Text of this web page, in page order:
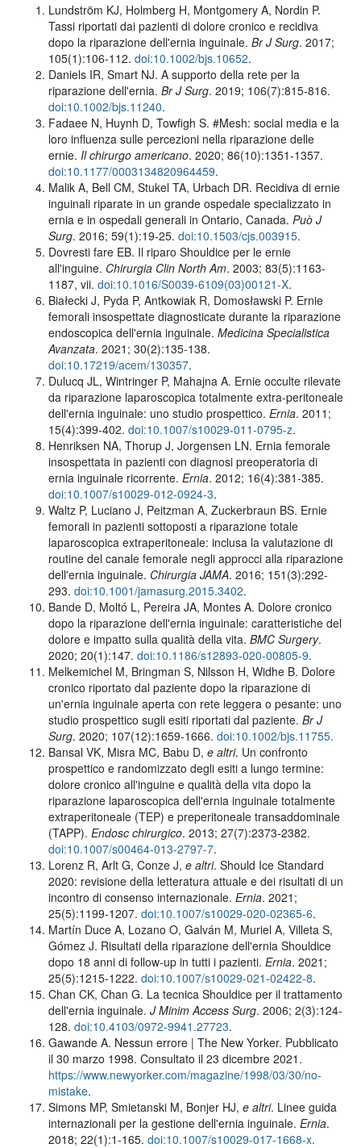
Lundström KJ, Holmberg H, Montgomery A, Nordin P.
Tassi riportati dai pazienti di dolore cronico e recidiva
dopo la riparazione dell'ernia inguinale. Br J Surg. 2017;
105(1):106-112. doi:10.1002/bjs.10652.
Daniels IR, Smart NJ. A supporto della rete per la
riparazione dell'ernia. Br J Surg. 2019; 106(7):815-816.
doi:10.1002/bjs.11240.
Fadaee N, Huynh D, Towfigh S. #Mesh: social media e la
loro influenza sulle percezioni nella riparazione delle
ernie. Il chirurgo americano. 2020; 86(10):1351-1357.
doi:10.1177/0003134820964459.
Malik A, Bell CM, Stukel TA, Urbach DR. Recidiva di ernie
inguinali riparate in un grande ospedale specializzato in
ernia e in ospedali generali in Ontario, Canada. Può J
Surg. 2016; 59(1):19-25. doi:10.1503/cjs.003915.
Dovresti fare EB. Il riparo Shouldice per le ernie
all'inguine. Chirurgia Clin North Am. 2003; 83(5):1163-
1187, vii. doi:10.1016/S0039-6109(03)00121-X.
Białecki J, Pyda P, Antkowiak R, Domosławski P. Ernie
femorali insospettate diagnosticate durante la riparazione
endoscopica dell'ernia inguinale. Medicina Specialistica
Avanzata. 2021; 30(2):135-138.
doi:10.17219/acem/130357.
Dulucq JL, Wintringer P, Mahajna A. Ernie occulte rilevate
da riparazione laparoscopica totalmente extra-peritoneale
dell'ernia inguinale: uno studio prospettico. Ernia. 2011;
15(4):399-402. doi:10.1007/s10029-011-0795-z.
Henriksen NA, Thorup J, Jorgensen LN. Ernia femorale
insospettata in pazienti con diagnosi preoperatoria di
ernia inguinale ricorrente. Ernia. 2012; 16(4):381-385.
doi:10.1007/s10029-012-0924-3.
Waltz P, Luciano J, Peitzman A, Zuckerbraun BS. Ernie
femorali in pazienti sottoposti a riparazione totale
laparoscopica extraperitoneale: inclusa la valutazione di
routine del canale femorale negli approcci alla riparazione
dell'ernia inguinale. Chirurgia JAMA. 2016; 151(3):292-
293. doi:10.1001/jamasurg.2015.3402.
Bande D, Moltó L, Pereira JA, Montes A. Dolore cronico
dopo la riparazione dell'ernia inguinale: caratteristiche del
dolore e impatto sulla qualità della vita. BMC Surgery.
2020; 20(1):147. doi:10.1186/s12893-020-00805-9.
Melkemichel M, Bringman S, Nilsson H, Widhe B. Dolore
cronico riportato dal paziente dopo la riparazione di
un'ernia inguinale aperta con rete leggera o pesante: uno
studio prospettico sugli esiti riportati dal paziente. Br J
Surg. 2020; 107(12):1659-1666. doi:10.1002/bjs.11755.
Bansal VK, Misra MC, Babu D, e altri. Un confronto
prospettico e randomizzato degli esiti a lungo termine:
dolore cronico all'inguine e qualità della vita dopo la
riparazione laparoscopica dell'ernia inguinale totalmente
extraperitoneale (TEP) e preperitoneale transaddominale
(TAPP). Endosc chirurgico. 2013; 27(7):2373-2382.
doi:10.1007/s00464-013-2797-7.
Lorenz R, Arlt G, Conze J, e altri. Should Ice Standard
2020: revisione della letteratura attuale e dei risultati di un
incontro di consenso internazionale. Ernia. 2021;
25(5):1199-1207. doi:10.1007/s10029-020-02365-6.
Martín Duce A, Lozano O, Galván M, Muriel A, Villeta S,
Gómez J. Risultati della riparazione dell'ernia Shouldice
dopo 18 anni di follow-up in tutti i pazienti. Ernia. 2021;
25(5):1215-1222. doi:10.1007/s10029-021-02422-8.
Chan CK, Chan G. La tecnica Shouldice per il trattamento
dell'ernia inguinale. J Minim Access Surg. 2006; 2(3):124-
128. doi:10.4103/0972-9941.27723.
Gawande A. Nessun errore | The New Yorker. Pubblicato
il 30 marzo 1998. Consultato il 23 dicembre 2021.
https://www.newyorker.com/magazine/1998/03/30/no-
mistake.
Simons MP, Smietanski M, Bonjer HJ, e altri. Linee guida
internazionali per la gestione dell'ernia inguinale. Ernia.
2018; 22(1):1-165. doi:10.1007/s10029-017-1668-x.